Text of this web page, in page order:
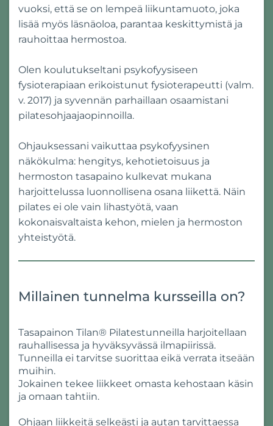
vuoksi, että se on lempeä liikuntamuoto, joka
lisää myös läsnäoloa, parantaa keskittymistä ja
rauhoittaa hermostoa.
Olen koulutukseltani psykofyysiseen
fysioterapiaan erikoistunut fysioterapeutti (valm.
v. 2017) ja syvennän parhaillaan osaamistani
pilatesohjaajaopinnoilla.
Ohjauksessani vaikuttaa psykofyysinen
näkökulma: hengitys, kehotietoisuus ja
hermoston tasapaino kulkevat mukana
harjoittelussa luonnollisena osana liikettä. Näin
pilates ei ole vain lihastyötä, vaan
kokonaisvaltaista kehon, mielen ja hermoston
yhteistyötä.
Millainen tunnelma kursseilla on?
Tasapainon Tilan® Pilatestunneilla harjoitellaan
rauhallisessa ja hyväksyvässä ilmapiirissä.
Tunneilla ei tarvitse suorittaa eikä verrata itseään
muihin.
Jokainen tekee liikkeet omasta kehostaan käsin
ja omaan tahtiin.
Ohjaan liikkeitä selkeästi ja autan tarvittaessa